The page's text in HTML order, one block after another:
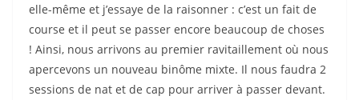
elle-même et j’essaye de la raisonner : c’est un fait de
course et il peut se passer encore beaucoup de choses
! Ainsi, nous arrivons au premier ravitaillement où nous
apercevons un nouveau binôme mixte. Il nous faudra 2
sessions de nat et de cap pour arriver à passer devant.